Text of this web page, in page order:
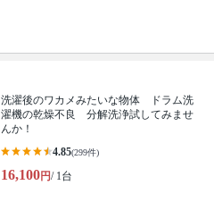
洗濯後のワカメみたいな物体 ドラム洗
濯機の乾燥不良 分解洗浄試してみませ
んか！
4.85(299件)
16,100円/ 1台